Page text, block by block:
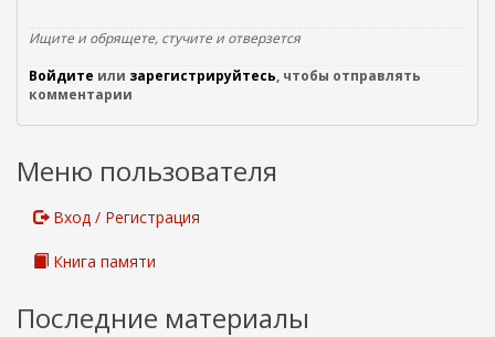
Ищите и обрящете, стучите и отверзется
Войдите или зарегистрируйтесь, чтобы отправлять
комментарии
Меню пользователя
Вход / Регистрация
Книга памяти
Последние материалы